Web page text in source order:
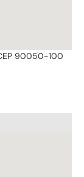
90050-100